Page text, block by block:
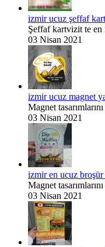
izmir ucuz şeffaf
Şeffaf kartvizit te en
03 Nisan 2021
izmir ucuz magnet
Magnet tasarımlarını
03 Nisan 2021
izmir en ucuz broşür
Magnet tasarımlarını
03 Nisan 2021